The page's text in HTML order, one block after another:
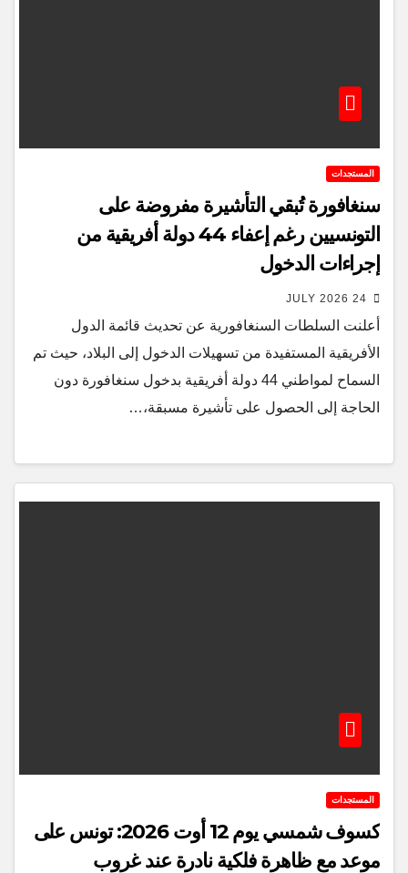
المستجدات
سنغافورة تُبقي التأشيرة مفروضة على
التونسيين رغم إعفاء 44 دولة أفريقية من
إجراءات الدخول
24 JULY 2026
أعلنت السلطات السنغافورية عن تحديث قائمة الدول
الأفريقية المستفيدة من تسهيلات الدخول إلى البلاد، حيث تم
السماح لمواطني 44 دولة أفريقية بدخول سنغافورة دون
الحاجة إلى الحصول على تأشيرة مسبقة،…
المستجدات
كسوف شمسي يوم 12 أوت 2026: تونس على
موعد مع ظاهرة فلكية نادرة عند غروب